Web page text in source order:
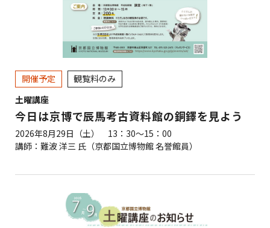
開催予定
観覧料のみ
土曜講座
今日は京博で辰馬考古資料館の銅鐸を見よう
2026年8月29日（土） 13：30～15：00
講師：難波 洋三 氏（京都国立博物館 名誉館員）